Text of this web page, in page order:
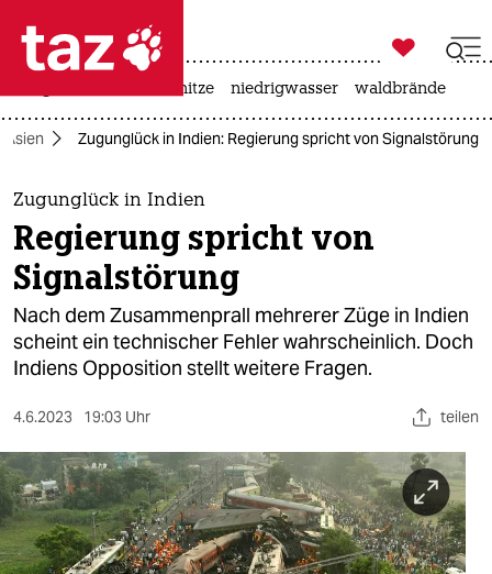
 taz zahl ich
taz zahl ich
themen
politik
öko
gesellschaft
sport
berlin
nord

taz zahl ich
hitze niedrigwasser waldbrände
Asien Zugunglück in Indien: Regierung spricht von Signalstörung
Zugunglück in Indien
Regierung spricht von
Signalstörung
Nach dem Zusammenprall mehrerer Züge in Indien
scheint ein technischer Fehler wahrscheinlich. Doch
Indiens Opposition stellt weitere Fragen.
4.6.2023 19:03 Uhr teilen